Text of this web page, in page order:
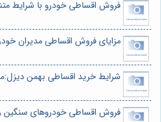
فروش اقساطی خودرو با شرایط
مزایای فروش اقساطی مدیران
شرایط خرید اقساطی بهمن
فروش اقساطی خودروهای سنگین